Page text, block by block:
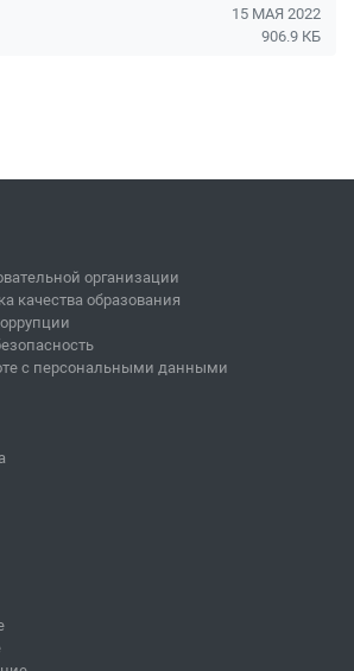
15 МАЯ 2022
906.9 КБ
организации
качества образования
с персональными данными